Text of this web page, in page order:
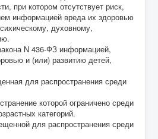
при котором отсутствует риск,
информацией вреда их здоровью
духовному,
N 436-ФЗ информацией,
и (или) развитию детей,
для распространения среди
которой ограничено среди
категорий.
для распространения среди